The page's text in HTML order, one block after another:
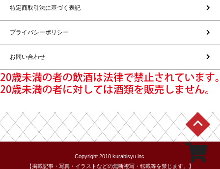
特定商取引法に基づく表記
プライバシーポリシー
お問い合わせ
Copyright 2018 kurabisyu inc.
【掲載記事・写真・イラストなどの無断複写・転載等を禁じます。】